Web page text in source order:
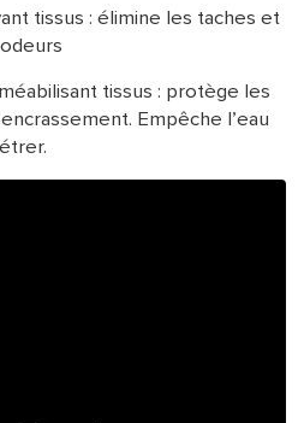
tissus : élimine les taches et
tissus : protège les
Empêche l’eau